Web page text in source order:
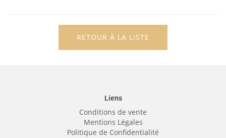
RETOUR À LA LISTE
Liens
Conditions de vente
Mentions Légales
Politique de Confidentialité